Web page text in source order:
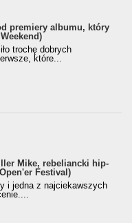
premiery albumu, który
trochę dobrych
które...
Mike, rebeliancki hip-
Festival)
i jedna z najciekawszych